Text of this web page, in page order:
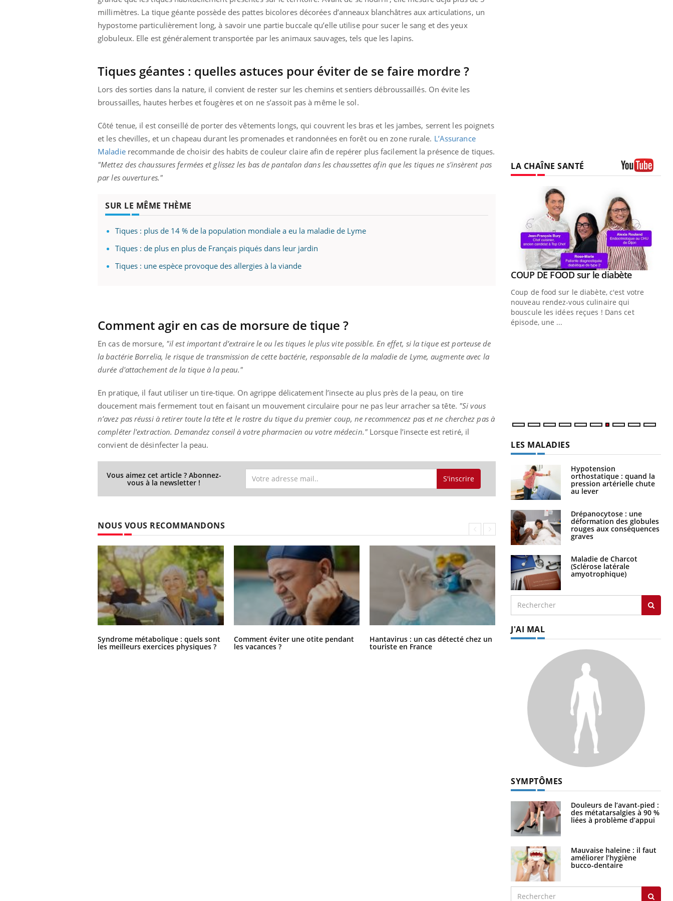
millimètres. La tique géante possède des pattes bicolores décorées d’anneaux blanchâtres aux articulations, un
hypostome particulièrement long, à savoir une partie buccale qu’elle utilise pour sucer le sang et des yeux
globuleux. Elle est généralement transportée par les animaux sauvages, tels que les lapins.
Tiques géantes : quelles astuces pour éviter de se faire mordre ?
Lors des sorties dans la nature, il convient de rester sur les chemins et sentiers débroussaillés. On évite les
broussailles, hautes herbes et fougères et on ne s’assoit pas à même le sol.
Côté tenue, il est conseillé de porter des vêtements longs, qui couvrent les bras et les jambes, serrent les poignets
et les chevilles, et un chapeau durant les promenades et randonnées en forêt ou en zone rurale. L’Assurance
Maladierecommande de choisir des habits de couleur claire afin de repérer plus facilement la présence de tiques.
"Mettez des chaussures fermées et glissez les bas de pantalon dans les chaussettes afin que les tiques ne s'insèrent pas
par les ouvertures."
SUR LE MÊME THÈME
Tiques : plus de 14 % de la population mondiale a eu la maladie de Lyme
Tiques : de plus en plus de Français piqués dans leur jardin
Tiques : une espèce provoque des allergies à la viande
Comment agir en cas de morsure de tique ?
En cas de morsure, "il est important d’extraire le ou les tiques le plus vite possible. En effet, si la tique est porteuse de
la bactérie Borrelia, le risque de transmission de cette bactérie, responsable de la maladie de Lyme, augmente avec la
durée d'attachement de la tique à la peau."
En pratique, il faut utiliser un tire-tique. On agrippe délicatement l’insecte au plus près de la peau, on tire
doucement mais fermement tout en faisant un mouvement circulaire pour ne pas leur arracher sa tête. "Si vous
n’avez pas réussi à retirer toute la tête et le rostre du tique du premier coup, ne recommencez pas et ne cherchez pas à
compléter l'extraction. Demandez conseil à votre pharmacien ou votre médecin."Lorsque l’insecte est retiré, il
convient de désinfecter la peau.
Vous aimez cet article ? Abonnez-
vous à la newsletter ! S'inscrire
NOUS VOUS RECOMMANDONS
Syndrome métabolique : quels sont
les meilleurs exercices physiques ?
Comment éviter une otite pendant
les vacances ?
Hantavirus : un cas détecté chez un
touriste en France
Mortalité infantile : un rapport
LA CHAÎNE SANTÉ
Diabète & Ramadan 2026 Youtube
défis, mais ...
Un « jumeau numérique » pour
mutualiste innove en matière de bilan de
santé : l'utilisation d'un « jumeau
numérique » permet ...
Youtube
COUP DE FOOD sur le diabèteYoutube
Coup de food sur le diabète, c'est votre
nouveau rendez-vous culinaire qui
bouscule les idées reçues ! Dans cet
épisode, une ...
LES MALADIES
Hypotension
orthostatique : quand la
pression artérielle chute
au lever
Drépanocytose : une
déformation des globules
rouges aux conséquences
graves
Maladie de Charcot
(Sclérose latérale
amyotrophique)
J'AI MAL
SYMPTÔMES
Douleurs de l’avant-pied :
des métatarsalgies à 90 %
liées à problème d’appui
Mauvaise haleine : il faut
améliorer l’hygiène
bucco-dentaire